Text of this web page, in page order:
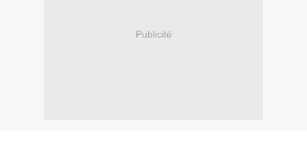
Publicité